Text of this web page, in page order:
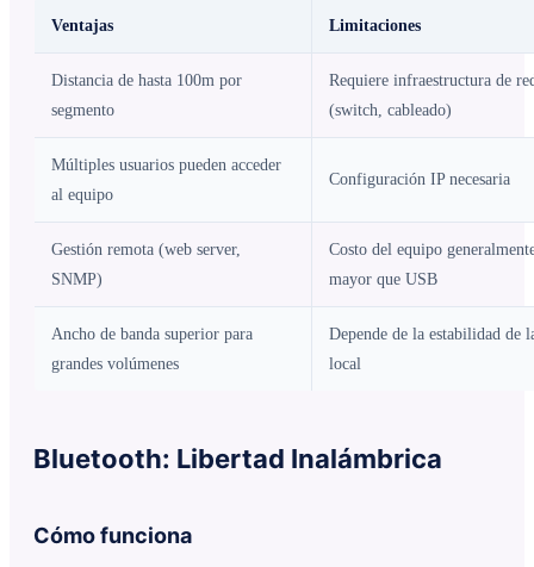
Ventajas Limitaciones
Distancia de hasta 100m por
segmento
Requiere infraestructura de
(switch, cableado)
Múltiples usuarios pueden acceder
al equipo
Configuración IP necesaria
Gestión remota (web server,
SNMP)
Costo del equipo
mayor que USB
Ancho de banda superior para
grandes volúmenes
Depende de la estabilidad de
local
Bluetooth: Libertad Inalámbrica
Cómo funciona